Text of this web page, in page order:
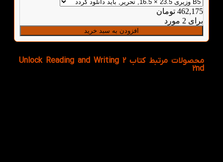
462,175 تومان
برای 2 مورد
افزودن به سبد خرید
محصولات مرتبط کتاب Unlock Reading and Writing 2
2nd